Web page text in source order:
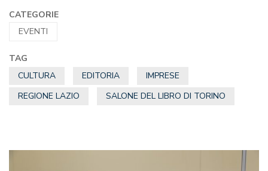
CATEGORIE
EVENTI
TAG
CULTURA
EDITORIA
IMPRESE
REGIONE LAZIO
SALONE DEL LIBRO DI TORINO